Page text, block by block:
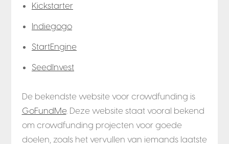
Kickstarter
Indiegogo
StartEngine
SeedInvest
De bekendste website voor crowdfunding is
GoFundMe. Deze website staat vooral bekend
om crowdfunding projecten voor goede
doelen, zoals het vervullen van iemands laatste